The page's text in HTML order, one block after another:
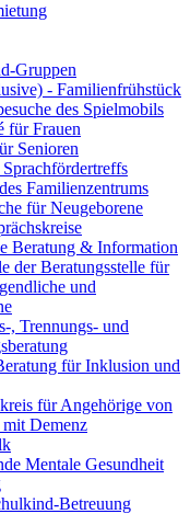
Gruppen
- Familienfrühstück
des Spielmobils
für Frauen
Senioren
Familienzentrums
für Neugeborene
Beratung & Information
der Beratungsstelle für
und
, Trennungs- und
für Inklusion und
für Angehörige von
Demenz
Mentale Gesundheit
Betreuung